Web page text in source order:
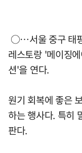
○…서울 중구 태
레스토랑 '메이징
션'을 연다.
원기 회복에 좋은
하는 행사다. 특히
판다.